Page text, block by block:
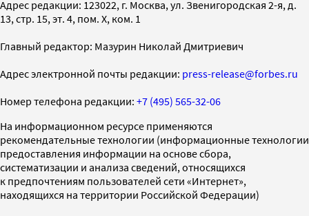
Адрес редакции: 123022, г. Москва, ул. Звенигородская 2-я, д.
13, стр. 15, эт. 4, пом. X, ком. 1
Главный редактор: Мазурин Николай Дмитриевич
Адрес электронной почты редакции: press-release@forbes.ru
Номер телефона редакции: +7 (495) 565-32-06
На информационном ресурсе применяются
рекомендательные технологии (информационные технологии
предоставления информации на основе сбора,
систематизации и анализа сведений, относящихся
к предпочтениям пользователей сети «Интернет»,
находящихся на территории Российской Федерации)